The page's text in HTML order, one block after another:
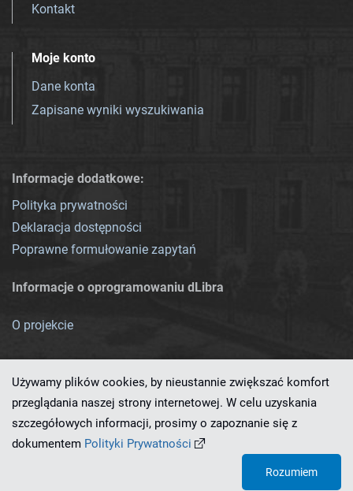
Kontakt
Moje konto
Dane konta
Zapisane wyniki wyszukiwania
Informacje dodatkowe:
Polityka prywatności
Deklaracja dostępności
Poprawne formułowanie zapytań
Informacje o oprogramowaniu dLibra
O projekcie
Ten serwis działa dzięki oprogramowaniu
Używamy plików cookies, by nieustannie zwiększać komfort
przeglądania naszej strony internetowej. W celu uzyskania
szczegółowych informacji, prosimy o zapoznanie się z
dokumentem Polityki Prywatności
Rozumiem